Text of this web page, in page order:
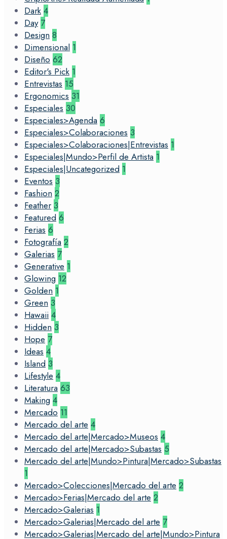
Dark 4
Day 7
Design 8
Dimensional 1
Diseño 62
Editor's Pick 1
Entrevistas 15
Ergonomics 31
Especiales 30
Especiales>Agenda 6
Especiales>Colaboraciones 3
Especiales>Colaboraciones|Entrevistas 1
Especiales|Mundo>Perfil de Artista 1
Especiales|Uncategorized 1
Eventos 3
Fashion 2
Feather 3
Featured 6
Ferias 6
Fotografía 2
Galerias 7
Generative 1
Glowing 12
Golden 1
Green 3
Hawaii 4
Hidden 3
Hope 7
Ideas 4
Island 3
Lifestyle 4
Literatura 63
Making 4
Mercado 11
Mercado del arte 4
Mercado del arte|Mercado>Museos 4
Mercado del arte|Mercado>Subastas 5
Mercado del arte|Mundo>Pintura|Mercado>Subastas
1
Mercado>Colecciones|Mercado del arte 2
Mercado>Ferias|Mercado del arte 2
Mercado>Galerias 1
Mercado>Galerias|Mercado del arte 7
Mercado>Galerias|Mercado del arte|Mundo>Pintura